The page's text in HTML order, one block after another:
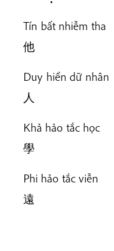
Tín bất
他
Duy hiền
人
Khả hảo
學
Phi hảo
遠